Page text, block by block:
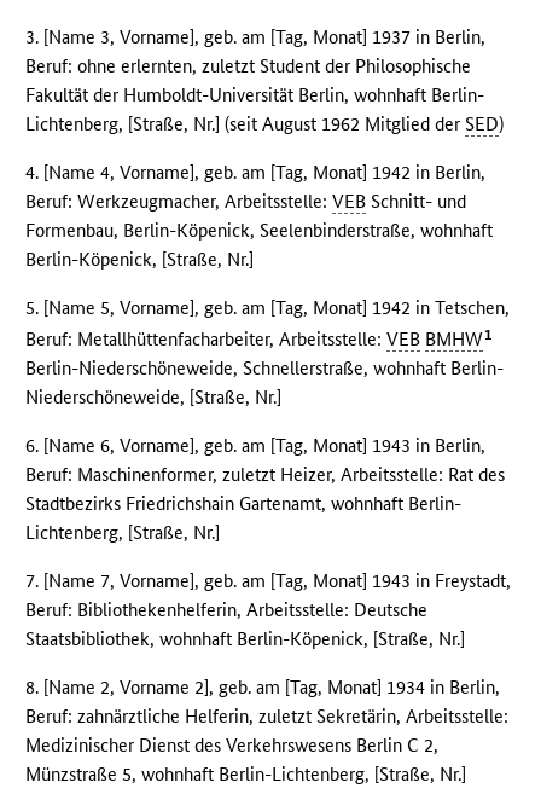
3. [Name 3, Vorname], geb. am [Tag, Monat] 1937 in Berlin,
Beruf: ohne erlernten, zuletzt Student der Philosophische
Fakultät der Humboldt-Universität Berlin, wohnhaft Berlin-
Lichtenberg, [Straße, Nr.] (seit August 1962 Mitglied derSED)
4. [Name 4, Vorname], geb. am [Tag, Monat] 1942 in Berlin,
Beruf: Werkzeugmacher, Arbeitsstelle:VEB Schnitt- und
Formenbau, Berlin-Köpenick, Seelenbinderstraße, wohnhaft
Berlin-Köpenick, [Straße, Nr.]
5. [Name 5, Vorname], geb. am [Tag, Monat] 1942 in Tetschen,
Beruf: Metallhüttenfacharbeiter, Arbeitsstelle:VEB BMHW1
Berlin-Niederschöneweide, Schnellerstraße, wohnhaft Berlin-
Niederschöneweide, [Straße, Nr.]
6. [Name 6, Vorname], geb. am [Tag, Monat] 1943 in Berlin,
Beruf: Maschinenformer, zuletzt Heizer, Arbeitsstelle: Rat des
Stadtbezirks Friedrichshain Gartenamt, wohnhaft Berlin-
Lichtenberg, [Straße, Nr.]
7. [Name 7, Vorname], geb. am [Tag, Monat] 1943 in Freystadt,
Beruf: Bibliothekenhelferin, Arbeitsstelle: Deutsche
Staatsbibliothek, wohnhaft Berlin-Köpenick, [Straße, Nr.]
8. [Name 2, Vorname 2], geb. am [Tag, Monat] 1934 in Berlin,
Beruf: zahnärztliche Helferin, zuletzt Sekretärin, Arbeitsstelle:
Medizinischer Dienst des Verkehrswesens Berlin C 2,
Münzstraße 5, wohnhaft Berlin-Lichtenberg, [Straße, Nr.]